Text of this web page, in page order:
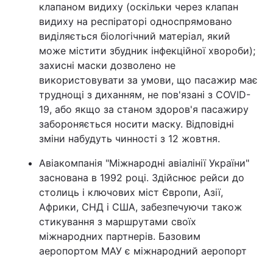
клапаном видиху (оскільки через клапан
видиху на респіраторі односпрямовано
виділяється біологічний матеріал, який
може містити збудник інфекційної хвороби);
захисні маски дозволено не
використовувати за умови, що пасажир має
труднощі з диханням, не пов'язані з COVID-
19, або якщо за станом здоров'я пасажиру
забороняється носити маску. Відповідні
зміни набудуть чинності з 12 жовтня.
Авіакомпанія "Міжнародні авіалінії України"
заснована в 1992 році. Здійснює рейси до
столиць і ключових міст Європи, Азії,
Африки, СНД і США, забезпечуючи також
стикування з маршрутами своїх
міжнародних партнерів. Базовим
аеропортом МАУ є міжнародний аеропорт